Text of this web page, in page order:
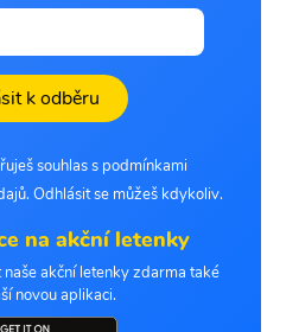
k odběru
souhlas s podmínkami
Odhlásit se můžeš kdykoliv.
na akční letenky
akční letenky zdarma také
novou aplikaci.